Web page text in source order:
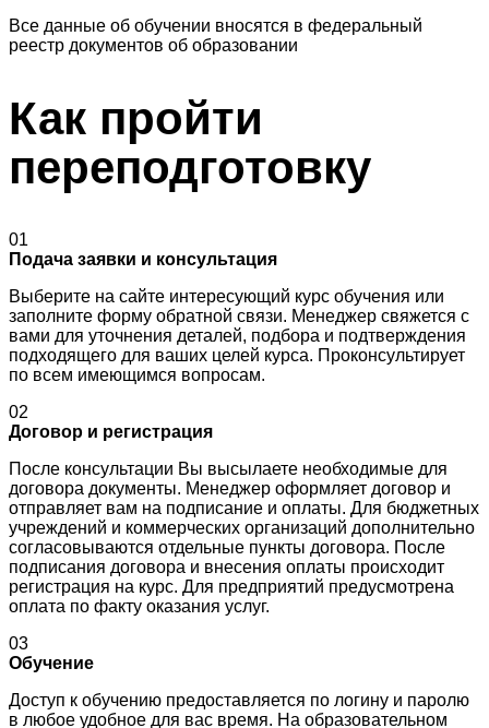
Все данные об обучении вносятся в федеральный
реестр документов об образовании
Как пройти
переподготовку
01
Подача заявки и консультация
Выберите на сайте интересующий курс обучения или
заполните форму обратной связи. Менеджер свяжется с
вами для уточнения деталей, подбора и подтверждения
подходящего для ваших целей курса. Проконсультирует
по всем имеющимся вопросам.
02
Договор и регистрация
После консультации Вы высылаете необходимые для
договора документы. Менеджер оформляет договор и
отправляет вам на подписание и оплаты. Для бюджетных
учреждений и коммерческих организаций дополнительно
согласовываются отдельные пункты договора. После
подписания договора и внесения оплаты происходит
регистрация на курс. Для предприятий предусмотрена
оплата по факту оказания услуг.
03
Обучение
Доступ к обучению предоставляется по логину и паролю
в любое удобное для вас время. На образовательном